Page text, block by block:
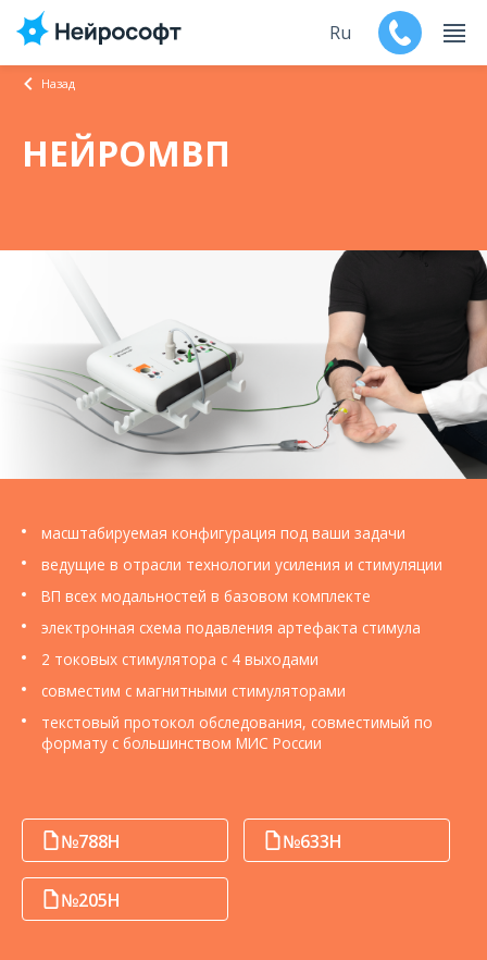
Продукты
Мероприятия
Обучение
Дилеры
Ru
Назад
НЕЙРОМВП
масштабируемая конфигурация под ваши задачи
ведущие в отрасли технологии усиления и стимуляции
ВП всех модальностей в базовом комплекте
электронная схема подавления артефакта стимула
2 токовых стимулятора с 4 выходами
совместим с магнитными стимуляторами
текстовый протокол обследования, совместимый по
формату с большинством МИС России
№788Н №633Н
№205Н